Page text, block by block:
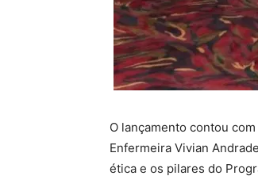
O lançamento contou
Enfermeira Vivian
ética e os pilares do